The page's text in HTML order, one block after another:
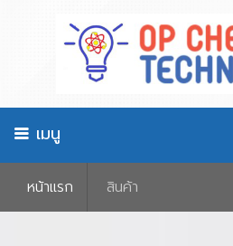
เมนู
หน้าเเรก สินค้า